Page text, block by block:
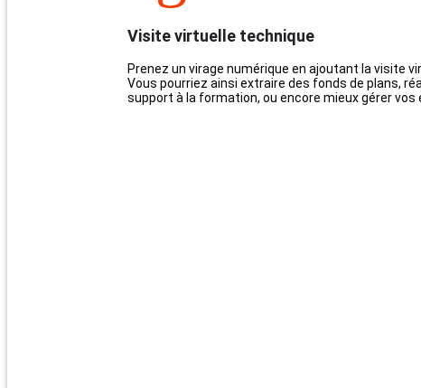
Visite virtuelle technique
Prenez un virage numérique en ajoutant la visite
Vous pourriez ainsi extraire des fonds de plans,
support à la formation, ou encore mieux gérer vos